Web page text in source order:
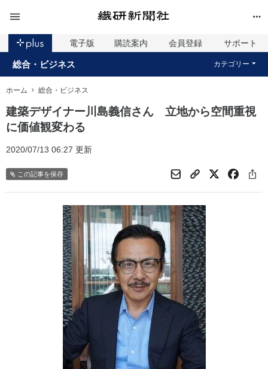
電子版 購読案内 会員登録 サポート
総合・ビジネス カテゴリー
ホーム 総合・ビジネス
建築デザイナー川島義信さん 立地から空間重視
に価値観変わる
2020/07/13 06:27 更新
この記事を保存